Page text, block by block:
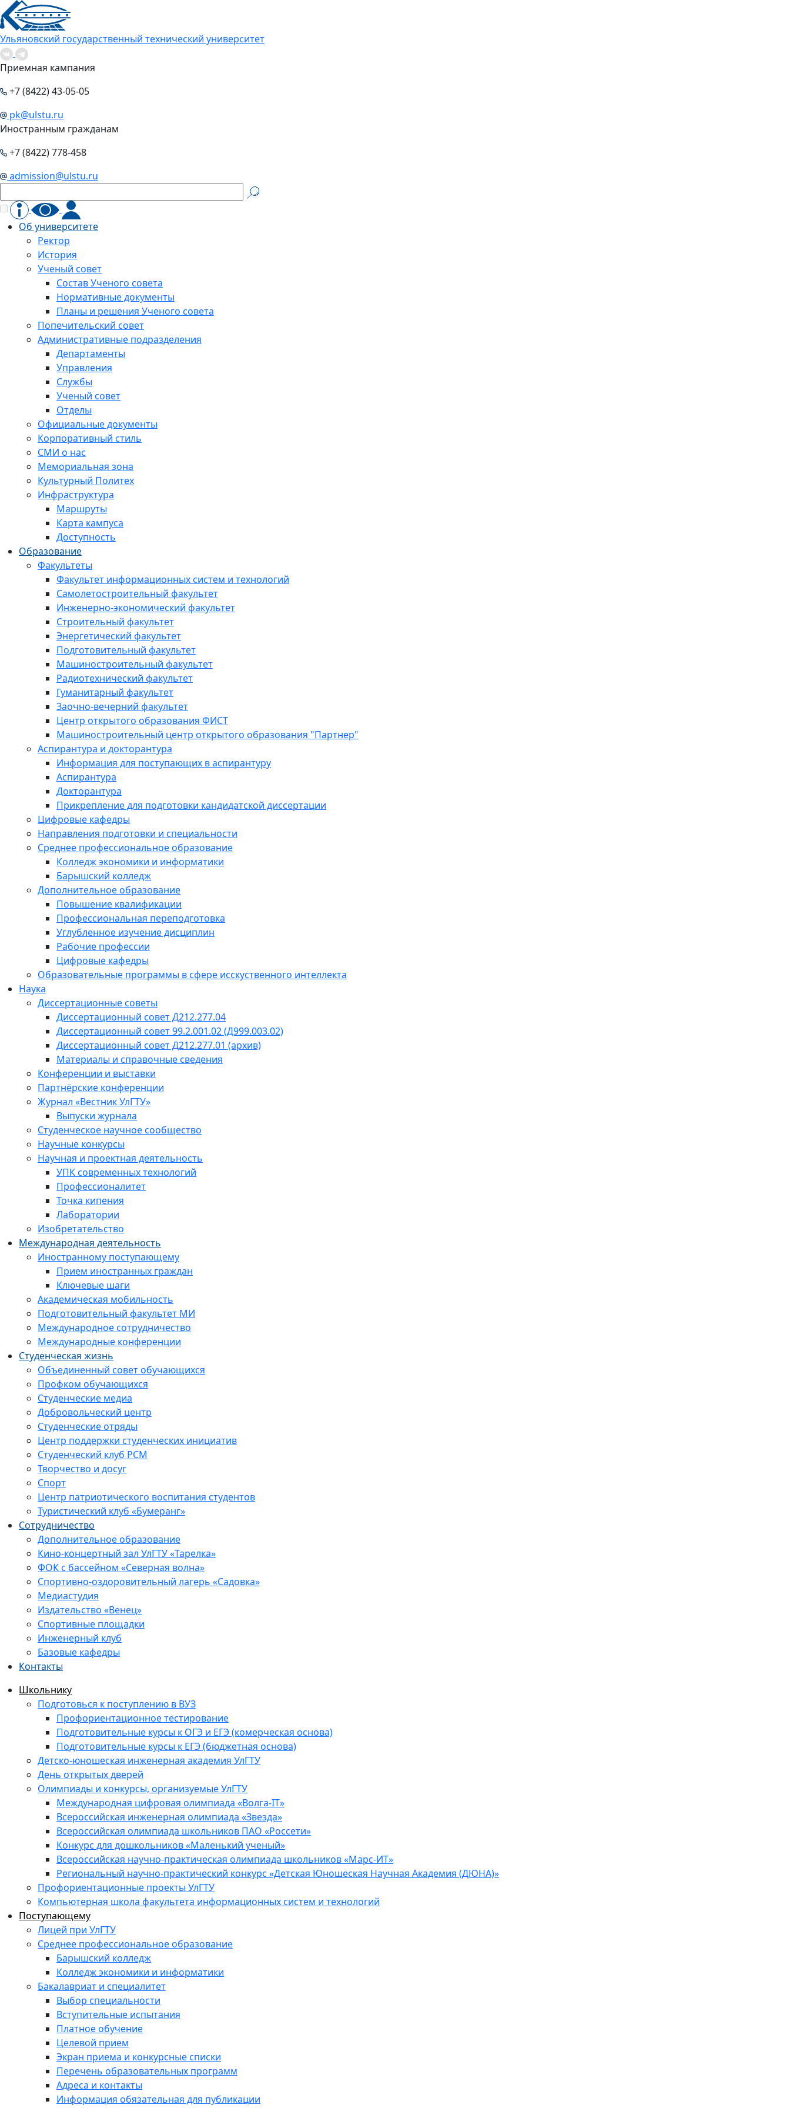
Ульяновский государственный технический университет
Приемная кампания
+7 (8422) 43-05-05
pk@ulstu.ru
Иностранным гражданам
+7 (8422) 778-458
admission@ulstu.ru
Об университете
Ректор
История
Ученый совет
Состав Ученого совета
Нормативные документы
Планы и решения Ученого совета
Попечительский совет
Административные подразделения
Департаменты
Управления
Службы
Ученый совет
Отделы
Официальные документы
Корпоративный стиль
СМИ о нас
Мемориальная зона
Культурный Политех
Инфраструктура
Маршруты
Карта кампуса
Доступность
Образование
Факультеты
Факультет информационных систем и технологий
Самолетостроительный факультет
Инженерно-экономический факультет
Строительный факультет
Энергетический факультет
Подготовительный факультет
Машиностроительный факультет
Радиотехнический факультет
Гуманитарный факультет
Заочно-вечерний факультет
Центр открытого образования ФИСТ
Машиностроительный центр открытого образования "Партнер"
Аспирантура и докторантура
Информация для поступающих в аспирантуру
Аспирантура
Докторантура
Прикрепление для подготовки кандидатской диссертации
Цифровые кафедры
Направления подготовки и специальности
Среднее профессиональное образование
Колледж экономики и информатики
Барышский колледж
Дополнительное образование
Повышение квалификации
Профессиональная переподготовка
Углубленное изучение дисциплин
Рабочие профессии
Цифровые кафедры
Образовательные программы в сфере исскуственного интеллекта
Наука
Диссертационные советы
Диссертационный совет Д212.277.04
Диссертационный совет 99.2.001.02 (Д999.003.02)
Диссертационный совет Д212.277.01 (архив)
Материалы и справочные сведения
Конференции и выставки
Партнёрские конференции
Журнал «Вестник УлГТУ»
Выпуски журнала
Студенческое научное сообщество
Научные конкурсы
Научная и проектная деятельность
УПК современных технологий
Профессионалитет
Точка кипения
Лаборатории
Изобретательство
Международная деятельность
Иностранному поступающему
Прием иностранных граждан
Ключевые шаги
Академическая мобильность
Подготовительный факультет МИ
Международное сотрудничество
Международные конференции
Студенческая жизнь
Объединенный совет обучающихся
Профком обучающихся
Студенческие медиа
Добровольческий центр
Студенческие отряды
Центр поддержки студенческих инициатив
Студенческий клуб РСМ
Творчество и досуг
Спорт
Центр патриотического воспитания студентов
Туристический клуб «Бумеранг»
Сотрудничество
Дополнительное образование
Кино-концертный зал УлГТУ «Тарелка»
ФОК с бассейном «Северная волна»
Спортивно-оздоровительный лагерь «Садовка»
Медиастудия
Издательство «Венец»
Спортивные площадки
Инженерный клуб
Базовые кафедры
Контакты
Школьнику
Подготовься к поступлению в ВУЗ
Профориентационное тестирование
Подготовительные курсы к ОГЭ и ЕГЭ (комерческая основа)
Подготовительные курсы к ЕГЭ (бюджетная основа)
Детско-юношеская инженерная академия УлГТУ
День открытых дверей
Олимпиады и конкурсы, организуемые УлГТУ
Международная цифровая олимпиада «Волга-IT»
Всероссийская инженерная олимпиада «Звезда»
Всероссийская олимпиада школьников ПАО «Россети»
Конкурс для дошкольников «Маленький ученый»
Всероссийская научно-практическая олимпиада школьников «Марс-ИТ»
Региональный научно-практический конкурс «Детская Юношеская Научная Академия (ДЮНА)»
Профориентационные проекты УлГТУ
Компьютерная школа факультета информационных систем и технологий
Поступающему
Лицей при УлГТУ
Среднее профессиональное образование
Барышский колледж
Колледж экономики и информатики
Бакалавриат и специалитет
Выбор специальности
Вступительные испытания
Платное обучение
Целевой прием
Экран приема и конкурсные списки
Перечень образовательных программ
Адреса и контакты
Информация обязательная для публикации